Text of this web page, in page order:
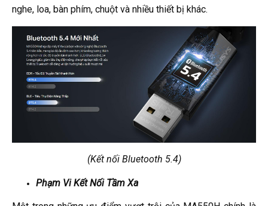
nghe, loa, bàn phím, chuột và nhiều thiết bị khác.
(Kết nối Bluetooth 5.4)
Phạm Vi Kết Nối Tầm Xa